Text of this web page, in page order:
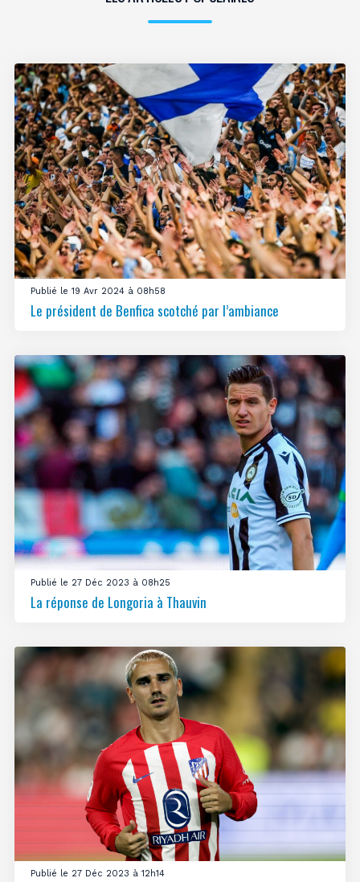
Publié le 19 Avr 2024 à 08h58
Le président de Benfica scotché par l’ambiance
Publié le 27 Déc 2023 à 08h25
La réponse de Longoria à Thauvin
Publié le 27 Déc 2023 à 12h14